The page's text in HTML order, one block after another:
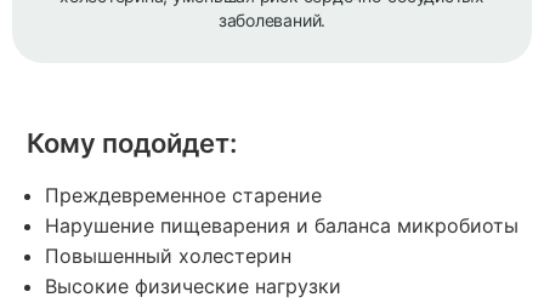
заболеваний.
Кому подойдет:
Преждевременное старение
Нарушение пищеварения и баланса микробиоты
Повышенный холестерин
Высокие физические нагрузки